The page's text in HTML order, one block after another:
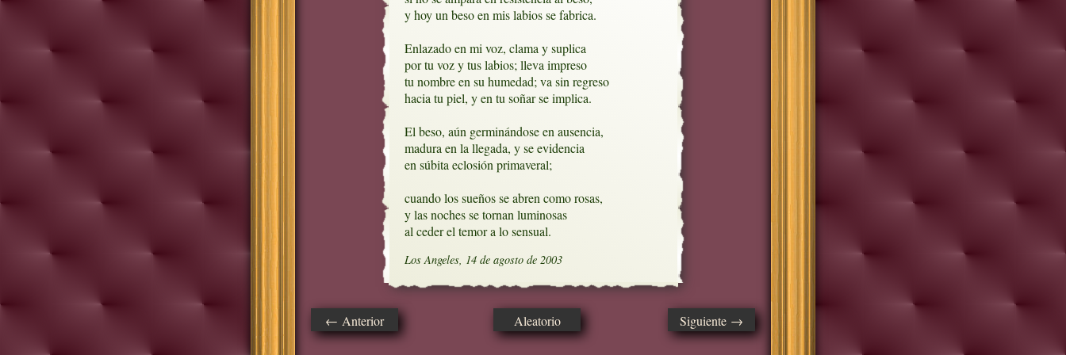
y hoy un beso en mis labios se fabrica.
Enlazado en mi voz, clama y suplica
por tu voz y tus labios; lleva impreso
tu nombre en su humedad; va sin regreso
hacia tu piel, y en tu soñar se implica.
El beso, aún germinándose en ausencia,
madura en la llegada, y se evidencia
en súbita eclosión primaveral;
cuando los sueños se abren como rosas,
y las noches se tornan luminosas
al ceder el temor a lo sensual.
Los Angeles, 14 de agosto de 2003
← Anterior Aleatorio Siguiente →